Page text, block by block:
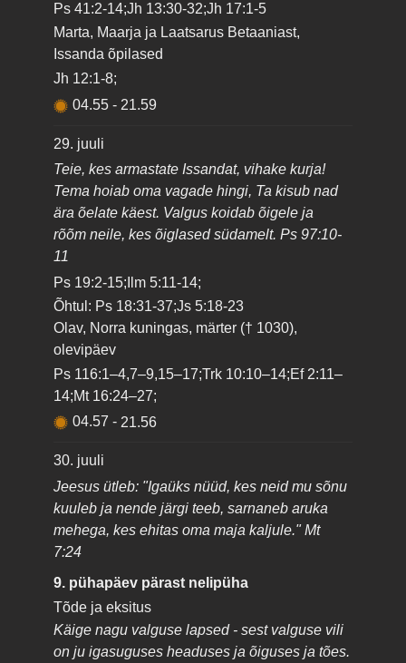
Ps 41:2-14;Jh 13:30-32;Jh 17:1-5
Marta, Maarja ja Laatsarus Betaaniast,
Issanda õpilased
Jh 12:1-8;
04.55- 21.59
29. juuli
Teie, kes armastate Issandat, vihake kurja!
Tema hoiab oma vagade hingi, Ta kisub nad
ära õelate käest. Valgus koidab õigele ja
rõõm neile, kes õiglased südamelt. Ps 97:10-
11
Ps 19:2-15;Ilm 5:11-14;
Õhtul: Ps 18:31-37;Js 5:18-23
Olav, Norra kuningas, märter († 1030),
olevipäev
Ps 116:1–4,7–9,15–17;Trk 10:10–14;Ef 2:11–
14;Mt 16:24–27;
04.57- 21.56
30. juuli
Jeesus ütleb: "Igaüks nüüd, kes neid mu sõnu
kuuleb ja nende järgi teeb, sarnaneb aruka
mehega, kes ehitas oma maja kaljule." Mt
7:24
9. pühapäev pärast nelipüha
Tõde ja eksitus
Käige nagu valguse lapsed - sest valguse vili
on ju igasuguses headuses ja õiguses ja tões.